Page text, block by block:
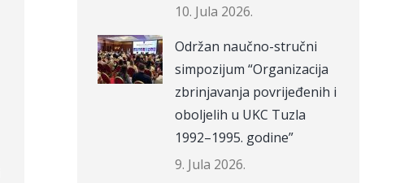
10. Jula 2026.
Održan naučno-stručni
simpozijum “Organizacija
zbrinjavanja povrijeđenih i
oboljelih u UKC Tuzla
1992–1995. godine”
9. Jula 2026.